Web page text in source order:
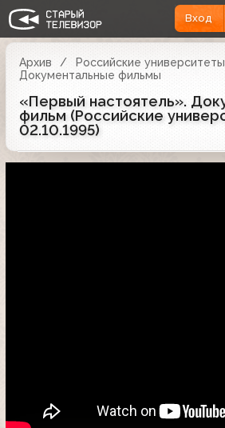
Вход
Архив
Российские университеты
Документальные фильмы
«Первый настоятель».
фильм (Российские
02.10.1995)